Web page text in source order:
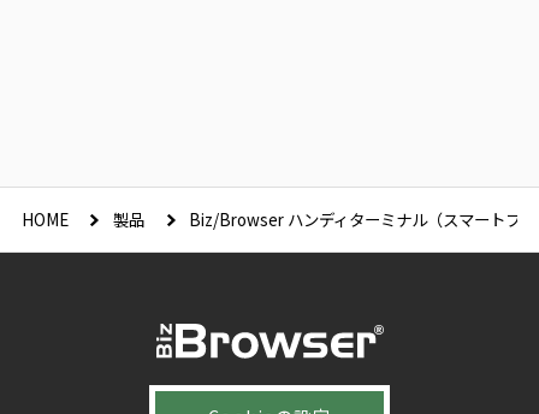
HOME 製品 Biz/Browser ハンディターミナル（スマートフ